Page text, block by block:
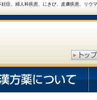
症、婦人科疾患、にきび、皮膚疾患、リウ